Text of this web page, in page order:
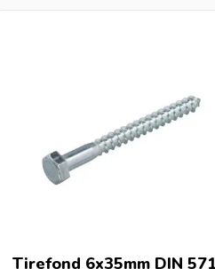
Tirefond 6x35mm DIN